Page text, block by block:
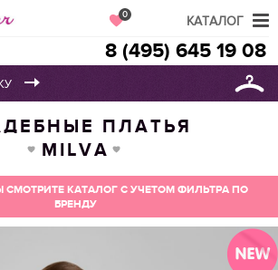
0
8 (495) 645 19 08
ПЛАТЬЯ
MILVA
КАТАЛОГ С УЧЕТОМ ФИЛЬТРА ПО
БРЕНДУ
КАТАЛОГ